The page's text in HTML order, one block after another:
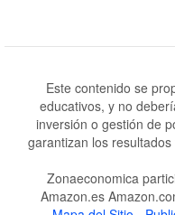
Este contenido se
educativos, y no
inversión o gestión de
garantizan los
Zonaeconomica
Amazon.es